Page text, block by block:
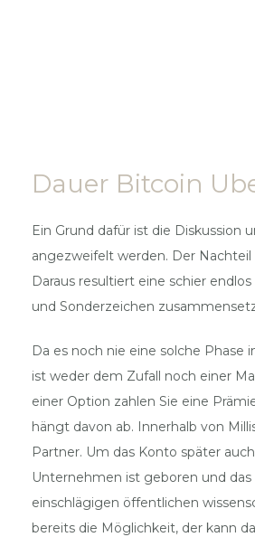
Dauer Bitcoin
Ein Grund dafür ist die
angezweifelt werden. Der
Daraus resultiert eine schier
und Sonderzeichen
Da es noch nie eine solche
ist weder dem Zufall noch einer
einer Option zahlen Sie eine
hängt davon ab. Innerhalb von
Partner. Um das Konto später
Unternehmen ist geboren und
einschlägigen öffentlichen
bereits die Möglichkeit, der kann